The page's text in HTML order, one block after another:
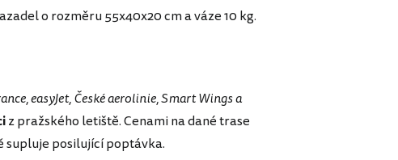
o rozměru 55x40x20 cm a váze 10 kg.
easyJet, České aerolinie, Smart Wings a
z pražského letiště. Cenami na dané trase
supluje posilující poptávka.